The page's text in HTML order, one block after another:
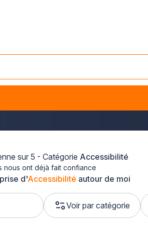
(13000)
travaux d'accessibilité à Marseille
près de chez vous, spécialisés
ou des Calanques, trouvez
d'Accessibilité autour de moi
Voir par catégorie
sur 5 - Catégorie Accessibilité
nous ont déjà fait confiance